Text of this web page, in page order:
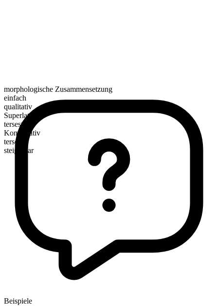
morphologische Zusammensetzung
einfach
qualitativ
Superlativ
tersest
Komparativ
terser
steigerbar
Beispiele